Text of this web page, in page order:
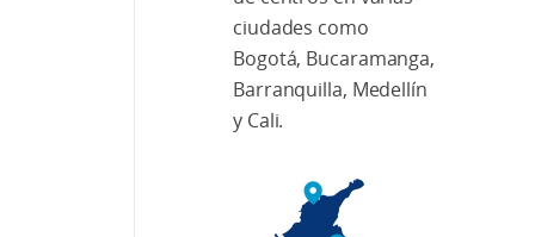
ciudades como
Bogotá, Bucaramanga,
Barranquilla, Medellín
y Cali.